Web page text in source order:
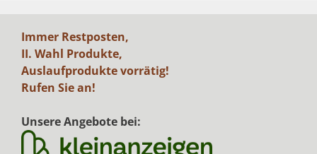
Immer Restposten,
II. Wahl Produkte,
Auslaufprodukte vorrätig!
Rufen Sie an!
Unsere Angebote bei: